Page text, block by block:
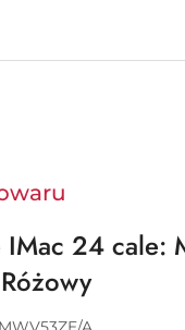
24 cale: